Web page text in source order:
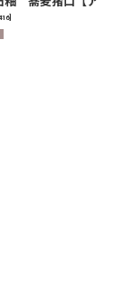
]